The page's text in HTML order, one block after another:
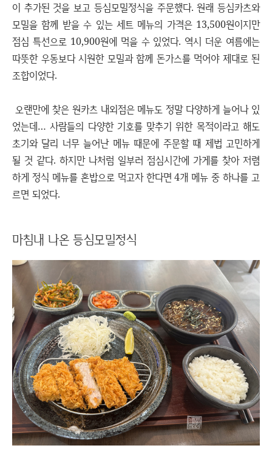
이 추가된 것을 보고 등심모밀정식을 주문했다. 원래 등심카츠와
모밀을 함께 받을 수 있는 세트 메뉴의 가격은 13,500원이지만
점심 특선으로 10,900원에 먹을 수 있었다. 역시 더운 여름에는
따뜻한 우동보다 시원한 모밀과 함께 돈가스를 먹어야 제대로 된
조합이었다.
오랜만에 찾은 원카츠 내외점은 메뉴도 정말 다양하게 늘어나 있
었는데… 사람들의 다양한 기호를 맞추기 위한 목적이라고 해도
초기와 달리 너무 늘어난 메뉴 때문에 주문할 때 제법 고민하게
될 것 같다. 하지만 나처럼 일부러 점심시간에 가게를 찾아 저렴
하게 정식 메뉴를 혼밥으로 먹고자 한다면 4개 메뉴 중 하나를 고
르면 되었다.
마침내 나온 등심모밀정식